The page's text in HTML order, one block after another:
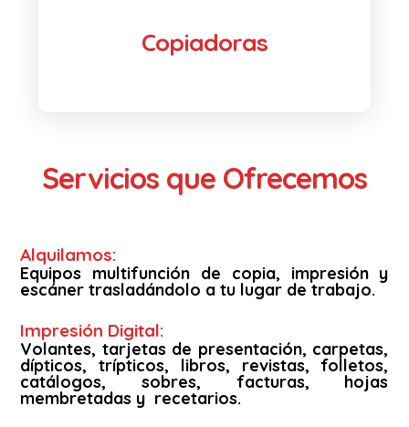
Copiadoras
Servicios que Ofrecemos
Alquilamos:
Equipos multifunción de copia, impresión y
escáner trasladándolo a tu lugar de trabajo.
Impresión Digital:
Volantes, tarjetas de presentación, carpetas,
dípticos, trípticos, libros, revistas, folletos,
catálogos, sobres, facturas, hojas
membretadas y recetarios.